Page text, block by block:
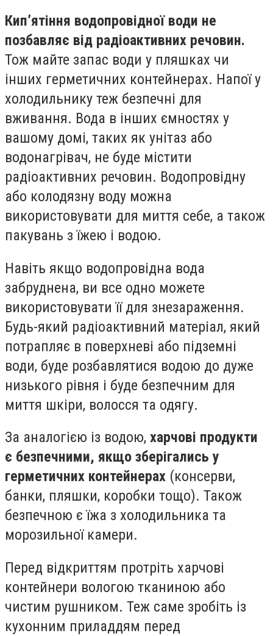
Кип’ятіння водопровідної води не
позбавляє від радіоактивних речовин.
Тож майте запас води у пляшках чи
інших герметичних контейнерах. Напої у
холодильнику теж безпечні для
вживання. Вода в інших ємностях у
вашому домі, таких як унітаз або
водонагрівач, не буде містити
радіоактивних речовин. Водопровідну
або колодязну воду можна
використовувати для миття себе, а також
пакувань з їжею і водою.
Навіть якщо водопровідна вода
забруднена, ви все одно можете
використовувати її для знезараження.
Будь-який радіоактивний матеріал, який
потрапляє в поверхневі або підземні
води, буде розбавлятися водою до дуже
низького рівня і буде безпечним для
миття шкіри, волосся та одягу.
За аналогією із водою, харчові продукти
є безпечними, якщо зберігались у
герметичних контейнерах (консерви,
банки, пляшки, коробки тощо). Також
безпечною є їжа з холодильника та
морозильної камери.
Перед відкриттям протріть харчові
контейнери вологою тканиною або
чистим рушником. Теж саме зробіть із
кухонним приладдям перед